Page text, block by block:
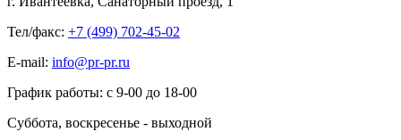
Тел/факс: +7 (499) 702-45-02
E-mail: info@pr-pr.ru
График работы: с 9-00 до 18-00
Суббота, воскресенье - выходной